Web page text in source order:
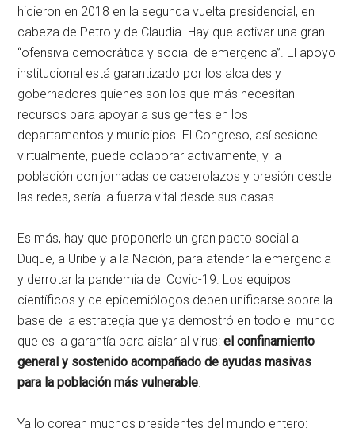
hicieron en 2018 en la segunda vuelta presidencial, en
cabeza de Petro y de Claudia. Hay que activar una gran
“ofensiva democrática y social de emergencia”. El apoyo
institucional está garantizado por los alcaldes y
gobernadores quienes son los que más necesitan
recursos para apoyar a sus gentes en los
departamentos y municipios. El Congreso, así sesione
virtualmente, puede colaborar activamente, y la
población con jornadas de cacerolazos y presión desde
las redes, sería la fuerza vital desde sus casas.
Es más, hay que proponerle un gran pacto social a
Duque, a Uribe y a la Nación, para atender la emergencia
y derrotar la pandemia del Covid-19. Los equipos
científicos y de epidemiólogos deben unificarse sobre la
base de la estrategia que ya demostró en todo el mundo
que es la garantía para aislar al virus:el confinamiento
general y sostenido acompañado de ayudas masivas
para la población más vulnerable.
Ya lo corean muchos presidentes del mundo entero: